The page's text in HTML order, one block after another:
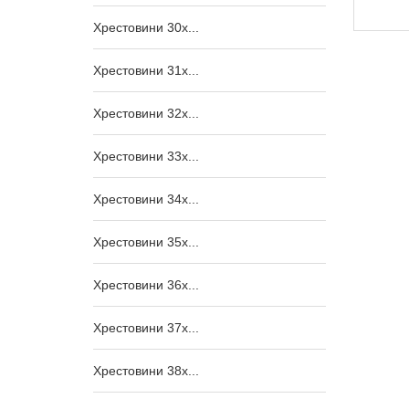
Хрестовини 30x...
Хрестовини 31x...
Хрестовини 32x...
Хрестовини 33x...
Хрестовини 34x...
Хрестовини 35x...
Хрестовини 36x...
Хрестовини 37x...
Хрестовини 38x...